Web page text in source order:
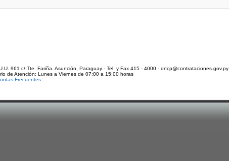
961 c/ Tte. Fariña. Asunción, Paraguay - Tel. y Fax 415 - 4000 - dncp@contrataciones.gov.py
de Atención: Lunes a Viernes de 07:00 a 15:00 horas
Frecuentes